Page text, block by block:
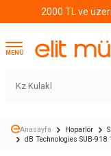
2000 TL ve
MENÜ
Anasayfa Hoparlör
dB Technologies SUB-